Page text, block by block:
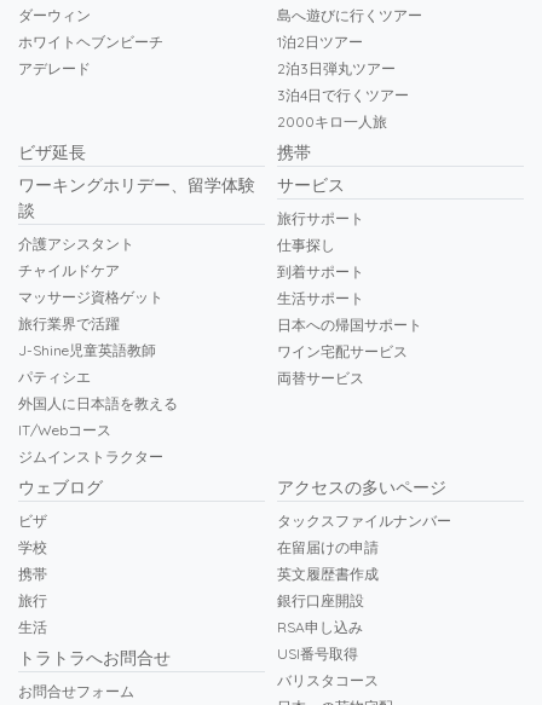
ダーウィン
ホワイトヘブンビーチ
アデレード
島へ遊びに行くツアー
1泊2日ツアー
2泊3日弾丸ツアー
3泊4日で行くツアー
2000キロ一人旅
ビザ延長
ワーキングホリデー、留学体験
談
介護アシスタント
チャイルドケア
マッサージ資格ゲット
旅行業界で活躍
J-Shine児童英語教師
パティシエ
外国人に日本語を教える
IT/Webコース
ジムインストラクター
携帯
サービス
旅行サポート
仕事探し
到着サポート
生活サポート
日本への帰国サポート
ワイン宅配サービス
両替サービス
ウェブログ
ビザ
学校
携帯
旅行
生活
トラトラへお問合せ
お問合せフォーム
アクセスの多いページ
タックスファイルナンバー
在留届けの申請
英文履歴書作成
銀行口座開設
RSA申し込み
USI番号取得
バリスタコース